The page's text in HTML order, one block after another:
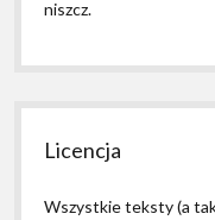
niszcz.
Licencja
Wszystkie teksty (a